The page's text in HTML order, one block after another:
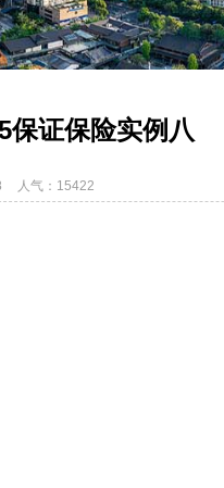
保证保险实例八
人气：15422